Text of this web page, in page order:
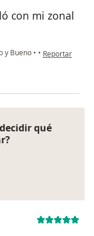
con mi zonal
y Bueno • • en opinión del
Reportar
qué